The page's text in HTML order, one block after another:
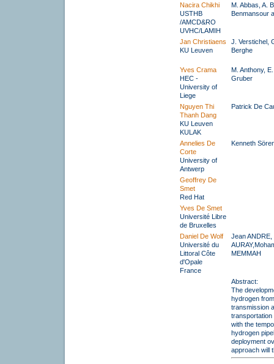
Nacira Chikhi
USTHB
/AMCD&RO
UVHC/LAMIH
M. Abbas, A.
Benmansour
Jan Christiaens
KU Leuven
J. Verstichel,
Berghe
Yves Crama
HEC -
University of
Liege
M. Anthony,
Gruber
Nguyen Thi
Thanh Dang
KU Leuven
KULAK
Patrick De
Annelies De
Corte
University of
Antwerp
Kenneth
Geoffrey De
Smet
Red Hat
Yves De Smet
Université Libre
de Bruxelles
Daniel De Wolf
Université du
Littoral Côte
d'Opale
France
Jean ANDRE,
MEMMAH
Abstract:
The
hydrogen
transmission
transportation
with the
hydrogen
deployment
approach will